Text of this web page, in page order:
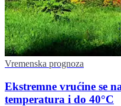
Vremenska prognoza
Ekstremne vrućine se
temperatura i do 40°C